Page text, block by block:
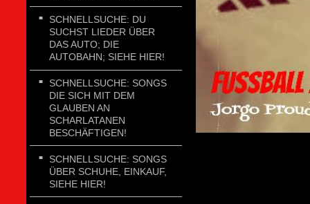
SCHNELLSUCHE: DU
SUCHST LIEDER ÜBER
DAS AUTO; DIE
AUTOBAHN; SIEHE HIER!
SCHNELLSUCHE: SONGS
DIE SICH MIT DEM
GLAUBEN AN
SCHARLATANEN
BESCHÄFTIGEN!
SCHNELLSUCHE: SONGS
ÜBER SCHUHE, EINKAUF,
SIEHE HIER!